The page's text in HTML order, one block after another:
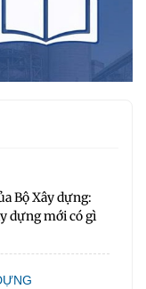
Bộ Xây dựng:
dựng mới có gì